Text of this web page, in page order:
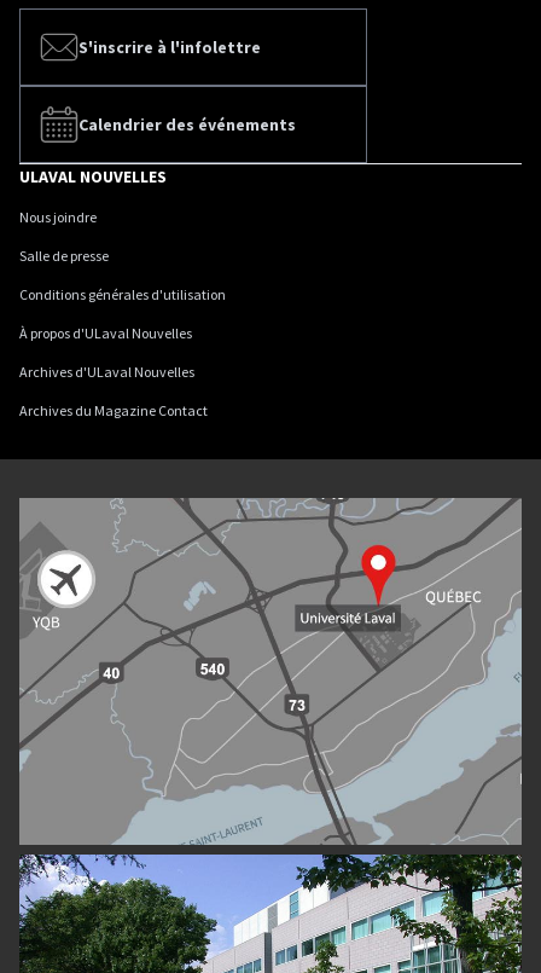
S'inscrire à l'infolettre
Calendrier des événements
ULAVAL NOUVELLES
Nous joindre
Salle de presse
Conditions générales d'utilisation
À propos d'ULaval Nouvelles
Archives d'ULaval Nouvelles
Archives du Magazine Contact